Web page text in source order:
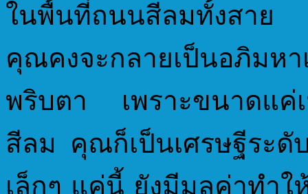
ในพื้นที่ถนนสีลมทั้งสาย
คุณคงจะกลายเป็นอภิมหา
พริบตา เพราะขนาดแค่
สีลม คุณก็เป็นเศรษฐีระ
เล็กๆ แค่นี้ ยังมีมูลค่าทำ